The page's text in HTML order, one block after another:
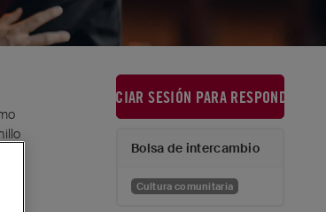
INICIAR SESIÓN PARA RESPONDER
Bolsa de intercambio
Cultura comunitaria